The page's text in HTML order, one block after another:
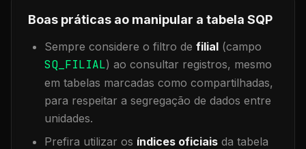
Boas práticas ao manipular a tabela SQP
Sempre considere o filtro de filial (campo
SQ_FILIAL) ao consultar registros, mesmo
em tabelas marcadas como compartilhadas,
para respeitar a segregação de dados entre
unidades.
Prefira utilizar os índices oficiais da tabela